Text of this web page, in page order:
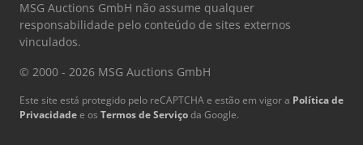
MSG Auctions GmbH não assume qualquer
responsabilidade pelo conteúdo de sites externos
vinculados.
© 2000 - 2026 MSG Auctions GmbH
Este site está protegido pelo reCAPTCHA e estão em vigor a Política de
Privacidadee os Termos de Serviçoda Google.